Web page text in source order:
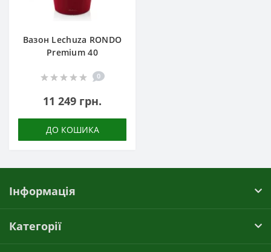
Вазон Lechuza RONDO
Premium 40
0
11 249 грн.
ДО КОШИКА
Інформація
Категорії